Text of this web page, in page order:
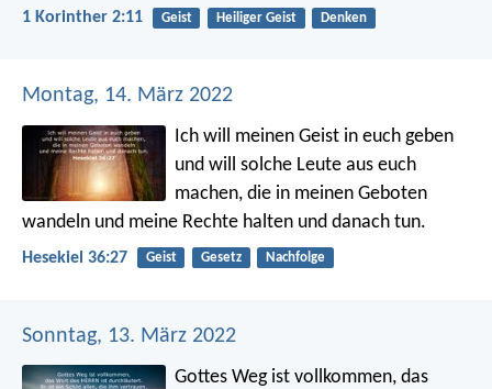
1 Korinther 2:11 Geist Heiliger Geist Denken
Montag, 14. März 2022
Ich will meinen Geist in euch geben
und will solche Leute aus euch
machen, die in meinen Geboten
wandeln und meine Rechte halten und danach tun.
Hesekiel 36:27 Geist Gesetz Nachfolge
Sonntag, 13. März 2022
Gottes Weg ist vollkommen, das